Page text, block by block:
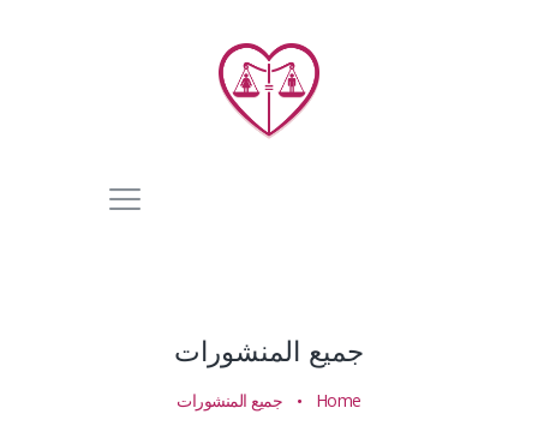
جميع المنشورات
Home جميع المنشورات